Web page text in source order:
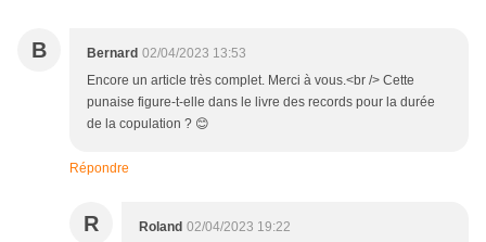
B Bernard 02/04/2023 13:53
Encore un article très complet. Merci à vous.<br /> Cette
punaise figure-t-elle dans le livre des records pour la durée
de la copulation ? 😊
Répondre
R Roland 02/04/2023 19:22